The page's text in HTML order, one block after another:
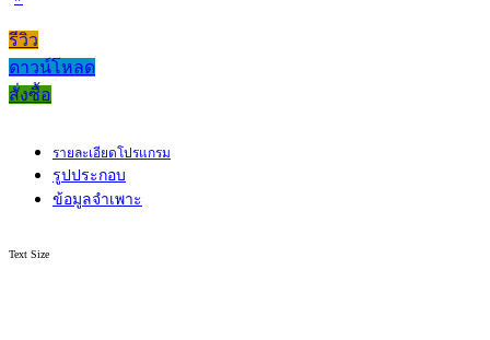
รีวิว
ดาวน์โหลด
สั่งซื้อ
รายละเอียดโปรแกรม
รูปประกอบ
ข้อมูลจำเพาะ
Text Size